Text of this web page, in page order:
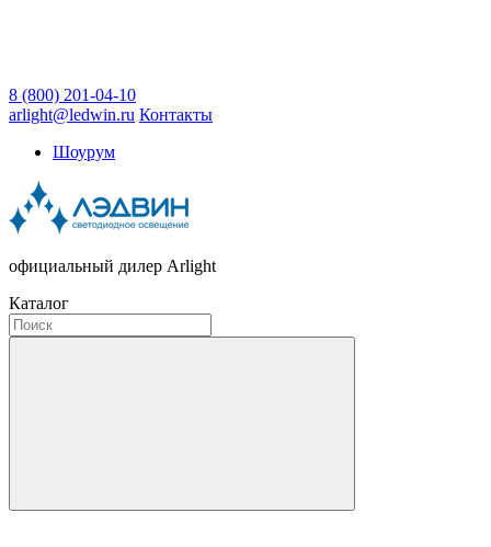
8 (800) 201-04-10
arlight@ledwin.ru Контакты
Шоурум
официальный дилер Arlight
Каталог